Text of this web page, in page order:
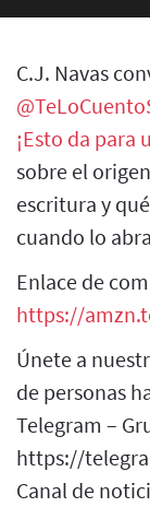
C.J. Navas
¡Esto da para
sobre el
escritura y
cuando lo
Enlace de
https://
Únete a
de personas
Telegram –
https://
Canal de